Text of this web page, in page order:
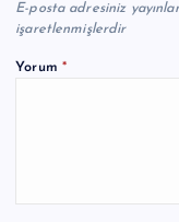
E-posta adresiniz
işaretlenmişlerdir
Yorum *